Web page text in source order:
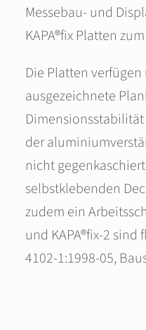
Messebau- und
KAPA®fix Platten
Die Platten
ausgezeichnete
der
nicht
selbstklebenden
zudem ein
und KAPA®fix-2
4102‑1:1998‑05,